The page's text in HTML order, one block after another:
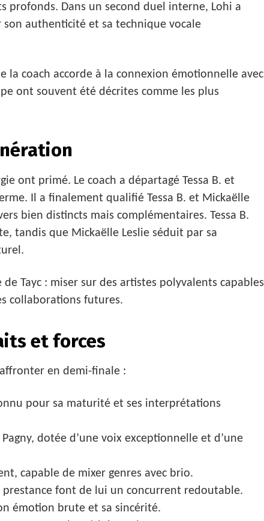
profonds. Dans un second duel interne, Lohi a
son authenticité et sa technique vocale
la coach accorde à la connexion émotionnelle avec
ont souvent été décrites comme les plus
ont primé. Le coach a départagé Tessa B. et
Il a finalement qualifié Tessa B. et Mickaëlle
bien distincts mais complémentaires. Tessa B.
tandis que Mickaëlle Leslie séduit par sa
Tayc : miser sur des artistes polyvalents capables
collaborations futures.
et forces
en demi-finale :
pour sa maturité et ses interprétations
dotée d’une voix exceptionnelle et d’une
capable de mixer genres avec brio.
prestance font de lui un concurrent redoutable.
émotion brute et sa sincérité.